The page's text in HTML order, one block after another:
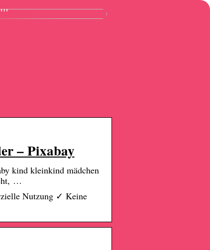
– Pixabay
kind kleinkind mädchen
…
Nutzung ✓ Keine